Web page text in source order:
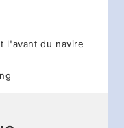
l'avant du navire